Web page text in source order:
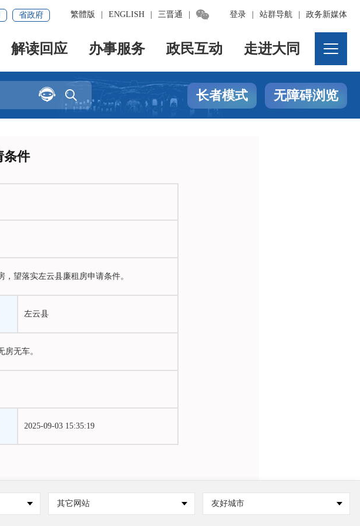
登录 站群导航 政务新媒体
繁體版 ENGLISH 三晋通 
省政府
解读回应 办事服务 政民互动 走进大同

 长者模式 无障碍浏览
条件
望落实左云县廉租房申请条件。
左云县
无车。
2025-09-03 15:35:19
其它网站 友好城市